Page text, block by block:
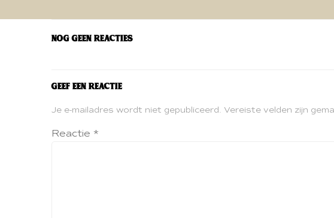
navigatie
Nog geen reacties
Geef een reactie
Je e-mailadres wordt niet gepubliceerd. Vereiste velden zijn
Reactie *